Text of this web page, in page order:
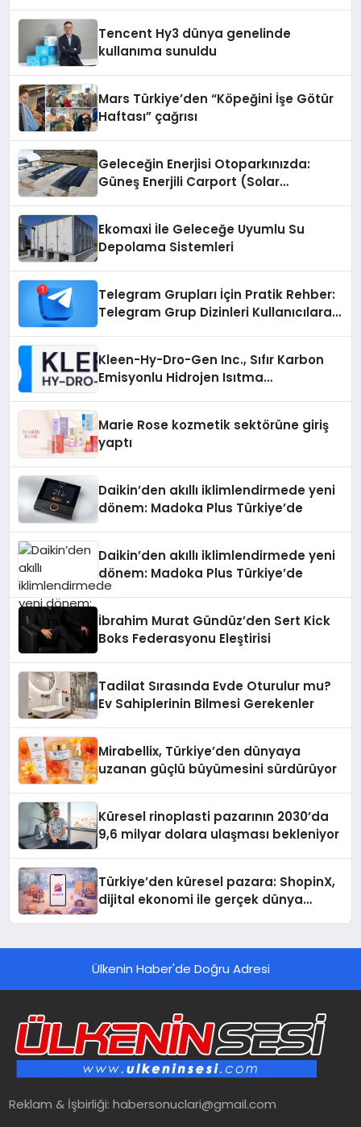
Tencent Hy3 dünya genelinde
kullanıma sunuldu
Mars Türkiye’den “Köpeğini İşe Götür
Haftası” çağrısı
Geleceğin Enerjisi Otoparkınızda:
Güneş Enerjili Carport (Solar
Ekomaxi İle Geleceğe Uyumlu Su
Depolama Sistemleri
Telegram Grupları İçin Pratik Rehber:
Telegram Grup Dizinleri Kullanıcılara
Kleen-Hy-Dro-Gen Inc., Sıfır Karbon
Emisyonlu Hidrojen Isıtma
Marie Rose kozmetik sektörüne giriş
yaptı
Daikin’den akıllı iklimlendirmede yeni
dönem: Madoka Plus Türkiye’de
Daikin’den akıllı iklimlendirmede yeni
dönem: Madoka Plus Türkiye’de
İbrahim Murat Gündüz’den Sert Kick
Boks Federasyonu Eleştirisi
Tadilat Sırasında Evde Oturulur mu?
Ev Sahiplerinin Bilmesi Gerekenler
Mirabellix, Türkiye’den dünyaya
uzanan güçlü büyümesini sürdürüyor
Küresel rinoplasti pazarının 2030’da
9,6 milyar dolara ulaşması bekleniyor
Türkiye’den küresel pazara: ShopinX,
dijital ekonomi ile gerçek dünya
Ülkenin Haber'de Doğru Adresi
Reklam & İşbirliği:habersonuclari@gmail.com